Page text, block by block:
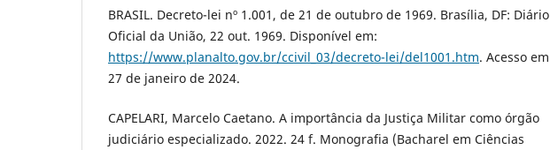
BRASIL. Decreto-lei nº 1.001, de 21 de outubro de 1969. Brasília, DF: Diário
Oficial da União, 22 out. 1969. Disponível em:
https://www.planalto.gov.br/ccivil_03/decreto-lei/del1001.htm. Acesso em
27 de janeiro de 2024.
CAPELARI, Marcelo Caetano. A importância da Justiça Militar como órgão
judiciário especializado. 2022. 24 f. Monografia (Bacharel em Ciências